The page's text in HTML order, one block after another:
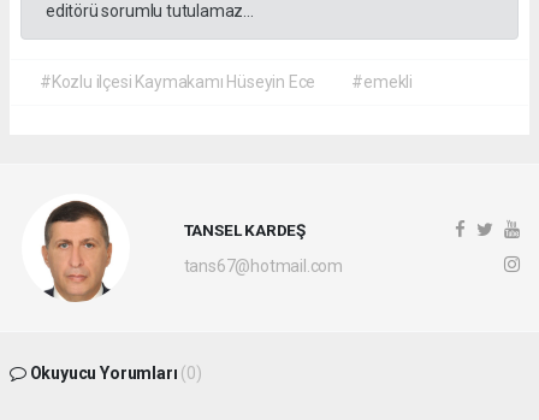
editörü sorumlu tutulamaz...
#Kozlu ilçesi Kaymakamı Hüseyin Ece #emekli
TANSEL KARDEŞ
tans67@hotmail.com
Okuyucu Yorumları (0)